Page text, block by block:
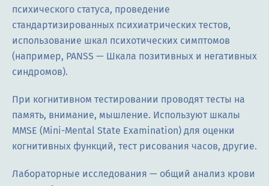
психического статуса, проведение
стандартизированных психиатрических тестов,
использование шкал психотических симптомов
(например, PANSS — Шкала позитивных и негативных
синдромов).
При когнитивном тестировании проводят тесты на
память, внимание, мышление. Используют шкалы
MMSE (Mini-Mental State Examination) для оценки
когнитивных функций, тест рисования часов, другие.
Лабораторные исследования — общий анализ крови